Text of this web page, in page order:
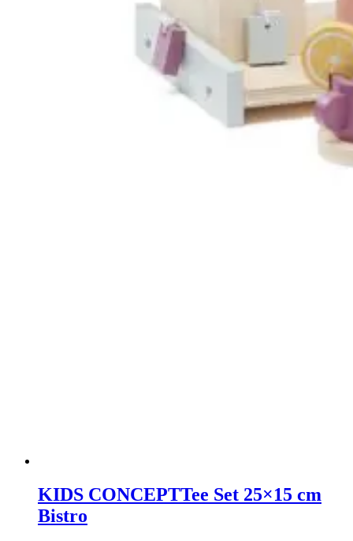
KIDS CONCEPTTee Set 25×15 cm
Bistro